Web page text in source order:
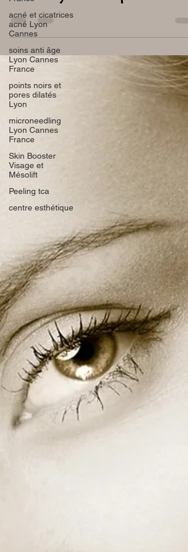
acné et cicatrices
acné Lyon
Cannes
soins anti âge
Lyon Cannes
France
points noirs et
pores dilatés
Lyon
microneedling
Lyon Cannes
France
Skin Booster
Visage et
Mésolift
Peeling tca
centre esthétique
acide hyaluronique